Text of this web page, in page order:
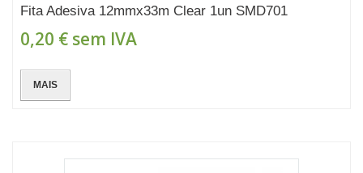
Fita Adesiva 12mmx33m Clear 1un SMD701
0,20 € sem IVA
MAIS